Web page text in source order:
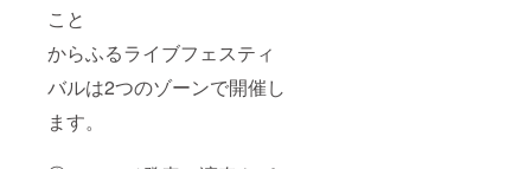
こと
からふるライブフェスティ
バルは2つのゾーンで開催し
ます。